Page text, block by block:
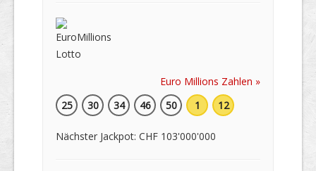
Euro Millions Zahlen »
25
30 34 46 50 1 12
Nächster Jackpot: CHF 103'000'000